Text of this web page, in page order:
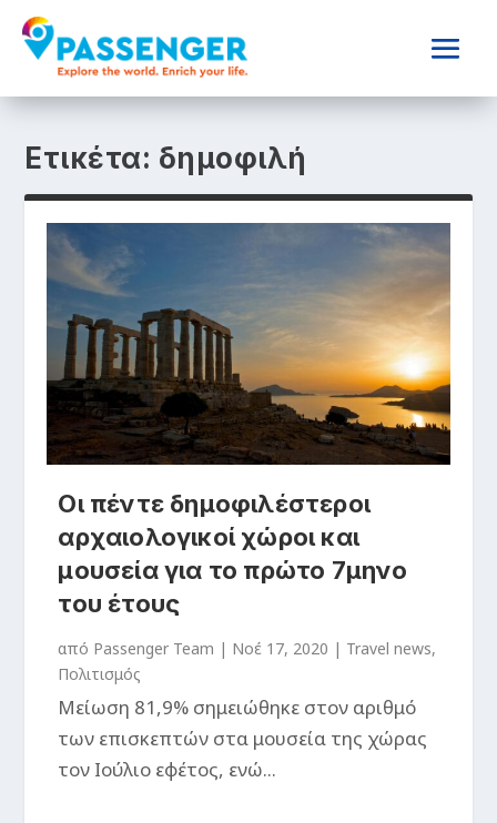
Ετικέτα: δημοφιλή
Οι πέντε δημοφιλέστεροι
αρχαιολογικοί χώροι και
μουσεία για το πρώτο 7μηνο
του έτους
από Passenger Team | Νοέ 17, 2020 | Travel news,
Πολιτισμός
Μείωση 81,9% σημειώθηκε στον αριθμό
των επισκεπτών στα μουσεία της χώρας
τον Ιούλιο εφέτος, ενώ...